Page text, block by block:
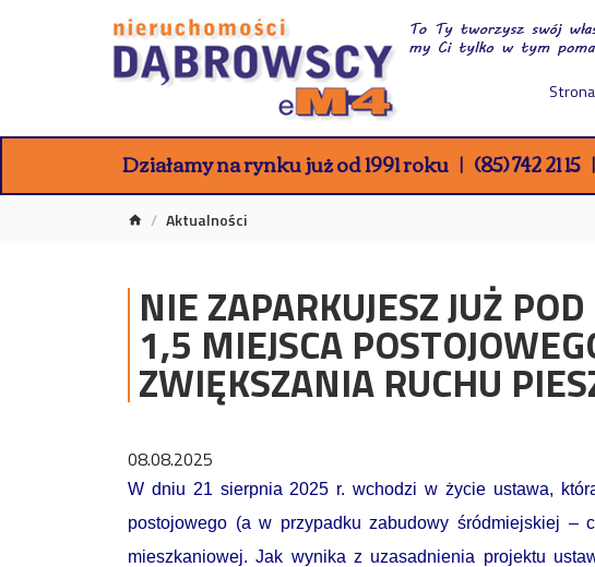
Działamy na rynku już od 1991 roku (85) 742 21 15
Aktualności
NIE ZAPARKUJESZ JUŻ
1,5 MIEJSCA
ZWIĘKSZANIA RUCHU
08.08.2025
W dniu 21 sierpnia 2025 r. wchodzi w życie ustawa,
postojowego (a w przypadku zabudowy śródmiejskiej
mieszkaniowej. Jak wynika z uzasadnienia projektu